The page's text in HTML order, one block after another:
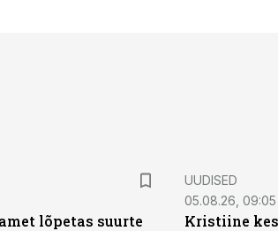
lõpetas suurte
UUDISED
05.08.26, 09:05
Kristiine